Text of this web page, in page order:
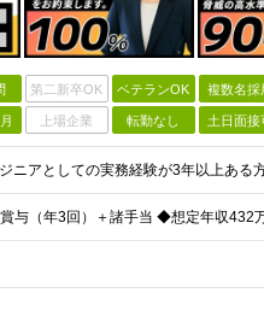
第二新卒OK ベテランOK 複数名採
上場企業 転勤なし 土日面接